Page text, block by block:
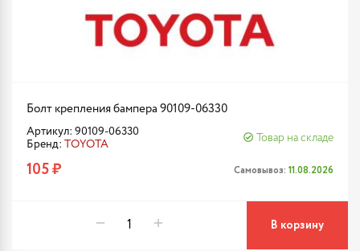
Болт крепления бампера 90109-06330
Артикул: 90109-06330
Бренд: TOYOTA
Товар на складе
105 ₽ Самовывоз: 11.08.2026
В корзину